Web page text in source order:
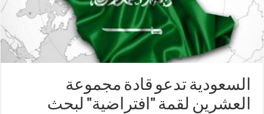
السعودية تدعو قادة مجموعة
العشرين لقمة "افتراضية" لبحث